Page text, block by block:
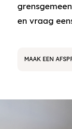
en vraag
MAAK EEN